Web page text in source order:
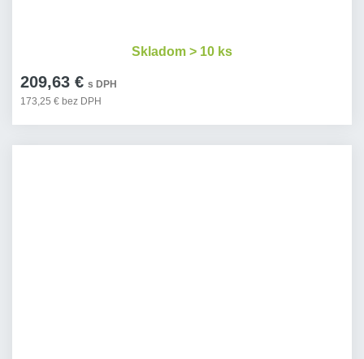
209,63 € s DPH
173,25 € bez DPH
Skladom > 10 ks